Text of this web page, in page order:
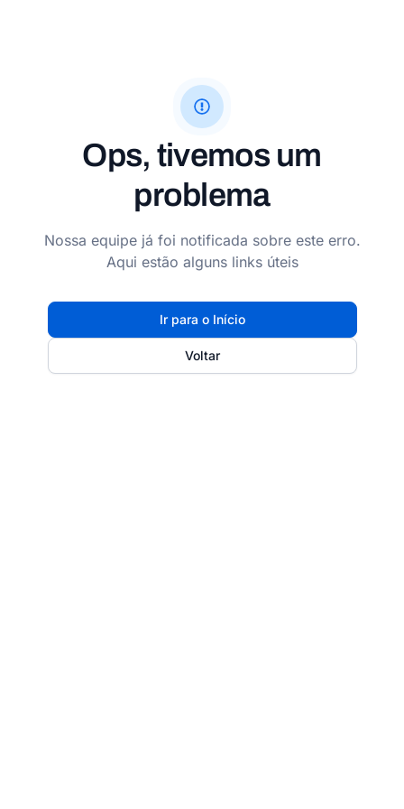
Ops, tivemos um
problema
Nossa equipe já foi notificada sobre este erro.
Aqui estão alguns links úteis
Ir para o Início
Voltar